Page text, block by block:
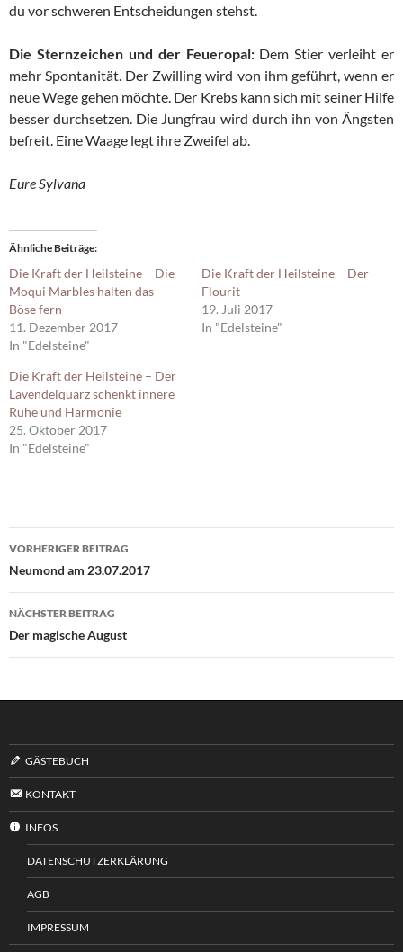
du vor schweren Entscheidungen stehst.
Die Sternzeichen und der Feueropal:Dem Stier verleiht er
mehr Spontanität. Der Zwilling wird von ihm geführt, wenn er
neue Wege gehen möchte. Der Krebs kann sich mit seiner Hilfe
besser durchsetzen. Die Jungfrau wird durch ihn von Ängsten
befreit. Eine Waage legt ihre Zweifel ab.
Eure Sylvana
Ähnliche Beiträge
Die Kraft der Heilsteine – Die
Moqui Marbles halten das
Böse fern
11. Dezember 2017
In "Edelsteine"
Die Kraft der Heilsteine – Der
Flourit
19. Juli 2017
In "Edelsteine"
Die Kraft der Heilsteine – Der
Lavendelquarz schenkt innere
Ruhe und Harmonie
25. Oktober 2017
In "Edelsteine"
Beitragsnavigation
VORHERIGER BEITRAG
Neumond am 23.07.2017
NÄCHSTER BEITRAG
Der magische August
GÄSTEBUCH
KONTAKT
INFOS
DATENSCHUTZERKLÄRUNG
AGB
IMPRESSUM